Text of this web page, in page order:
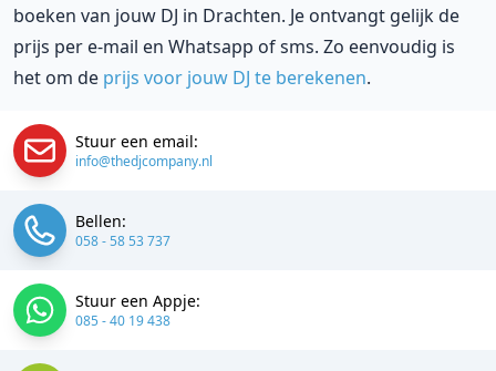
boeken van jouw DJ in Drachten. Je ontvangt gelijk de
prijs per e-mail en Whatsapp of sms. Zo eenvoudig is
het om de prijs voor jouw DJ te berekenen.
Stuur een email:
info@thedjcompany.nl
Bellen:
058 - 58 53 737
Stuur een Appje:
085 - 40 19 438